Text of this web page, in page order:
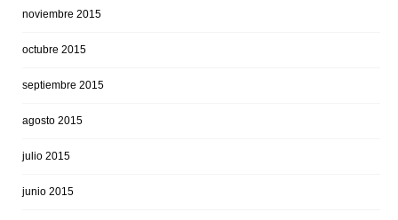
noviembre 2015
octubre 2015
septiembre 2015
agosto 2015
julio 2015
junio 2015